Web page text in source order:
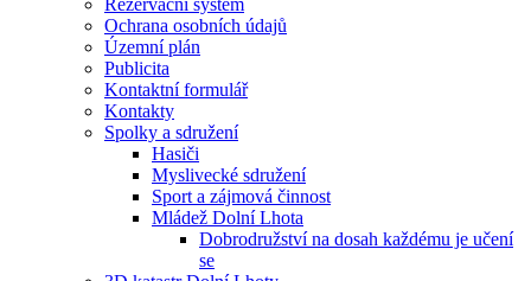
Rezervační systém
Ochrana osobních údajů
Územní plán
Publicita
Kontaktní formulář
Kontakty
Spolky a sdružení
Hasiči
Myslivecké sdružení
Sport a zájmová činnost
Mládež Dolní Lhota
Dobrodružství na dosah každému je učení
se